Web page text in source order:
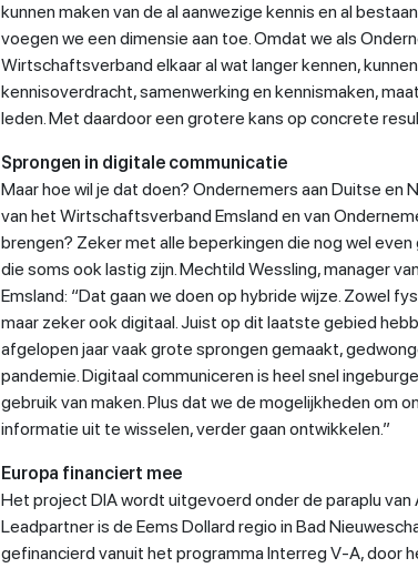
kunnen maken van de al aanwezige kennis en al
voegen we een dimensie aan toe. Omdat we als
Wirtschaftsverband elkaar al wat langer kennen,
kennisoverdracht, samenwerking en kennismaken,
leden. Met daardoor een grotere kans op concrete
Sprongen in digitale communicatie
Maar hoe wil je dat doen? Ondernemers aan Duitse en
van het Wirtschaftsverband Emsland en van
brengen? Zeker met alle beperkingen die nog wel
die soms ook lastig zijn. Mechtild Wessling, manager
Emsland: “Dat gaan we doen op hybride wijze. Zowel
maar zeker ook digitaal. Juist op dit laatste gebied
afgelopen jaar vaak grote sprongen gemaakt,
pandemie. Digitaal communiceren is heel snel
gebruik van maken. Plus dat we de mogelijkheden om
informatie uit te wisselen, verder gaan ontwikkelen.”
Europa financiert mee
Het project DIA wordt uitgevoerd onder de paraplu
Leadpartner is de Eems Dollard regio in Bad
gefinancierd vanuit het programma Interreg V-A, door